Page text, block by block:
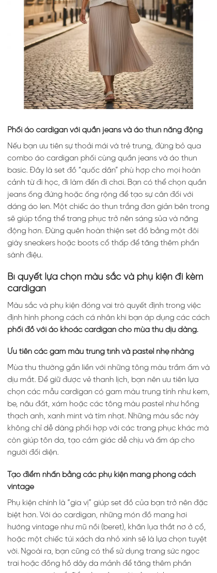
Phối áo cardigan với quần jeans và áo thun năng động
Nếu bạn ưu tiên sự thoải mái và trẻ trung, đừng bỏ qua
combo áo cardigan phối cùng quần jeans và áo thun
basic. Đây là set đồ “quốc dân” phù hợp cho mọi hoàn
cảnh từ đi học, đi làm đến đi chơi. Bạn có thể chọn quần
jeans ống đứng hoặc ống rộng để tạo sự cân đối với
dáng áo len. Một chiếc áo thun trắng đơn giản bên trong
sẽ giúp tổng thể trang phục trở nên sáng sủa và năng
động hơn. Đừng quên hoàn thiện set đồ bằng một đôi
giày sneakers hoặc boots cổ thấp để tăng thêm phần
sành điệu.
Bí quyết lựa chọn màu sắc và phụ kiện đi kèm
cardigan
Màu sắc và phụ kiện đóng vai trò quyết định trong việc
định hình phong cách cá nhân khi bạn áp dụng các cách
phối đồ với áo khoác cardigan cho mùa thu dịu dàng.
Ưu tiên các gam màu trung tính và pastel nhẹ nhàng
Mùa thu thường gắn liền với những tông màu trầm ấm và
dịu mắt. Để giữ được vẻ thanh lịch, bạn nên ưu tiên lựa
chọn các mẫu cardigan có gam màu trung tính như kem,
be, nâu đất, xám hoặc các tông màu pastel như hồng
thạch anh, xanh mint và tím nhạt. Những màu sắc này
không chỉ dễ dàng phối hợp với các trang phục khác mà
còn giúp tôn da, tạo cảm giác dễ chịu và ấm áp cho
người đối diện.
Tạo điểm nhấn bằng các phụ kiện mang phong cách
vintage
Phụ kiện chính là “gia vị” giúp set đồ của bạn trở nên đặc
biệt hơn. Với áo cardigan, những món đồ mang hơi
hướng vintage như mũ nồi (beret), khăn lụa thắt nơ ở cổ,
hoặc một chiếc túi xách da nhỏ xinh sẽ là lựa chọn tuyệt
vời. Ngoài ra, bạn cũng có thể sử dụng trang sức ngọc
trai hoặc đồng hồ dây da mảnh để tăng thêm phần